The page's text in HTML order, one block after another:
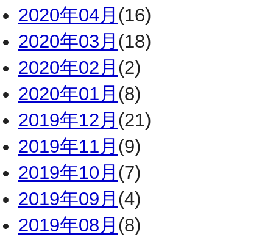
2020年04月 (16)
2020年03月 (18)
2020年02月 (2)
2020年01月 (8)
2019年12月 (21)
2019年11月 (9)
2019年10月 (7)
2019年09月 (4)
2019年08月 (8)